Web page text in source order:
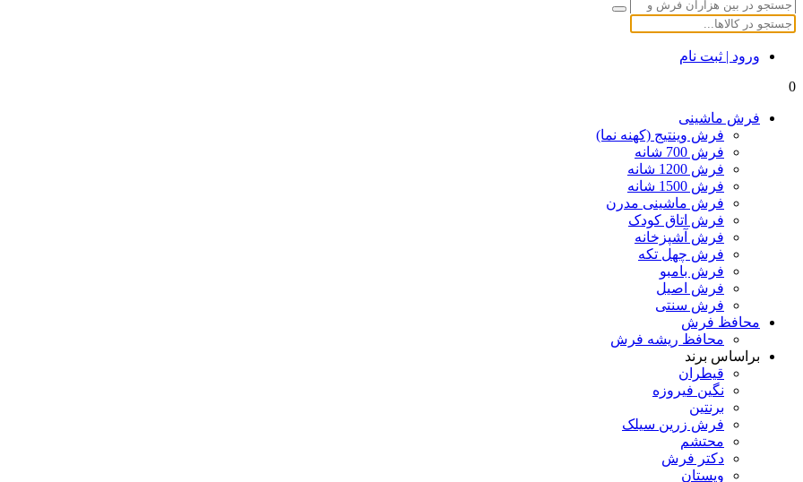
ورود | ثبت نام
0
فرش ماشینی
فرش وینتیج (کهنه نما)
فرش 700 شانه
فرش 1200 شانه
فرش 1500 شانه
فرش ماشینی مدرن
فرش اتاق کودک
فرش آشپزخانه
فرش چهل تکه
فرش بامبو
فرش اصیل
فرش سنتی
محافظ فرش
محافظ ریشه فرش
براساس برند
قیطران
نگین فیروزه
برنتین
فرش زرین سیلک
محتشم
دکتر فرش
ویستان